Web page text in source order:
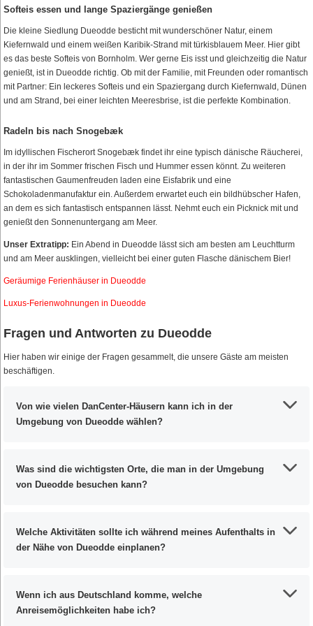
Softeis essen und lange Spaziergänge genießen
Die kleine Siedlung Dueodde besticht mit wunderschöner Natur, einem
Kiefernwald und einem weißen Karibik-Strand mit türkisblauem Meer. Hier gibt
es das beste Softeis von Bornholm. Wer gerne Eis isst und gleichzeitig die Natur
genießt, ist in Dueodde richtig. Ob mit der Familie, mit Freunden oder romantisch
mit Partner: Ein leckeres Softeis und ein Spaziergang durch Kiefernwald, Dünen
und am Strand, bei einer leichten Meeresbrise, ist die perfekte Kombination.
Radeln bis nach Snogebæk
Im idyllischen Fischerort Snogebæk findet ihr eine typisch dänische Räucherei,
in der ihr im Sommer frischen Fisch und Hummer essen könnt. Zu weiteren
fantastischen Gaumenfreuden laden eine Eisfabrik und eine
Schokoladenmanufaktur ein. Außerdem erwartet euch ein bildhübscher Hafen,
an dem es sich fantastisch entspannen lässt. Nehmt euch ein Picknick mit und
genießt den Sonnenuntergang am Meer.
Unser Extratipp: Ein Abend in Dueodde lässt sich am besten am Leuchtturm
und am Meer ausklingen, vielleicht bei einer guten Flasche dänischem Bier!
Geräumige Ferienhäuser in Dueodde
Luxus-Ferienwohnungen in Dueodde
Fragen und Antworten zu Dueodde
Hier haben wir einige der Fragen gesammelt, die unsere Gäste am meisten
beschäftigen.
Von wie vielen DanCenter-Häusern kann ich in der
Umgebung von Dueodde wählen?
Was sind die wichtigsten Orte, die man in der Umgebung
von Dueodde besuchen kann?
Welche Aktivitäten sollte ich während meines Aufenthalts in
der Nähe von Dueodde einplanen?
Wenn ich aus Deutschland komme, welche
Anreisemöglichkeiten habe ich?